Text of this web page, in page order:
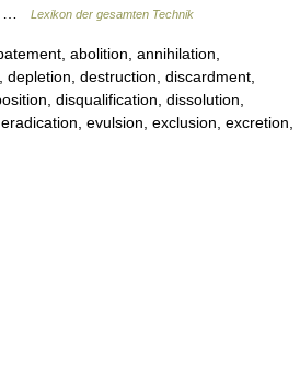
…
Lexikon der gesamten Technik
abolition, annihilation,
destruction, discardment,
disqualification, dissolution,
evulsion, exclusion, excretion,